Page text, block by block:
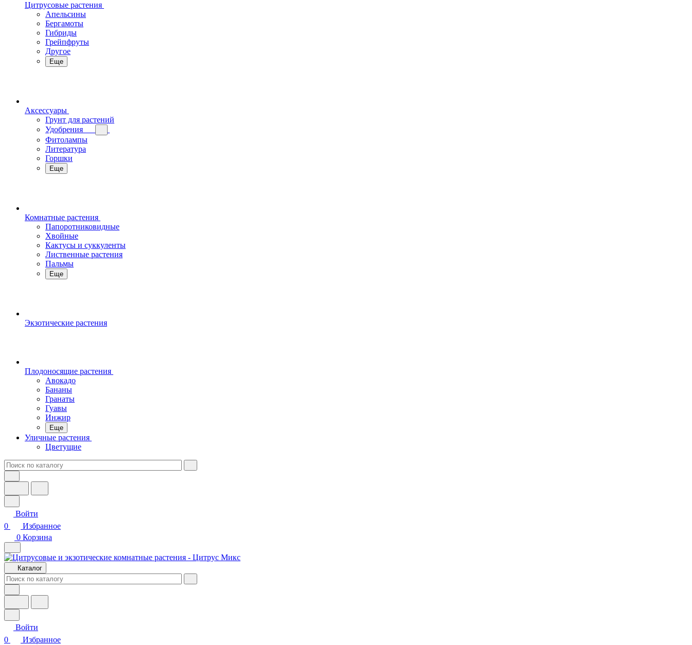
Цитрусовые растения
Апельсины
Бергамоты
Гибриды
Грейпфруты
Другое
Еще
Аксессуары
Грунт для растений
Удобрения
Фитолампы
Литература
Горшки
Еще
Комнатные растения
Папоротниковидные
Хвойные
Кактусы и суккуленты
Лиственные растения
Пальмы
Еще
Экзотические растения
Плодоносящие растения
Авокадо
Бананы
Гранаты
Гуавы
Инжир
Еще
Уличные растения
Цветущие
Войти
0
Избранное
0 Корзина
Каталог
Войти
0
Избранное